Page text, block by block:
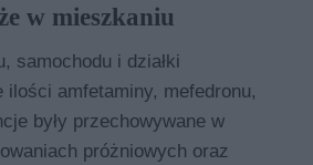
w mieszkaniu
samochodu i działki
amfetaminy, mefedronu,
były przechowywane w
próżniowych oraz